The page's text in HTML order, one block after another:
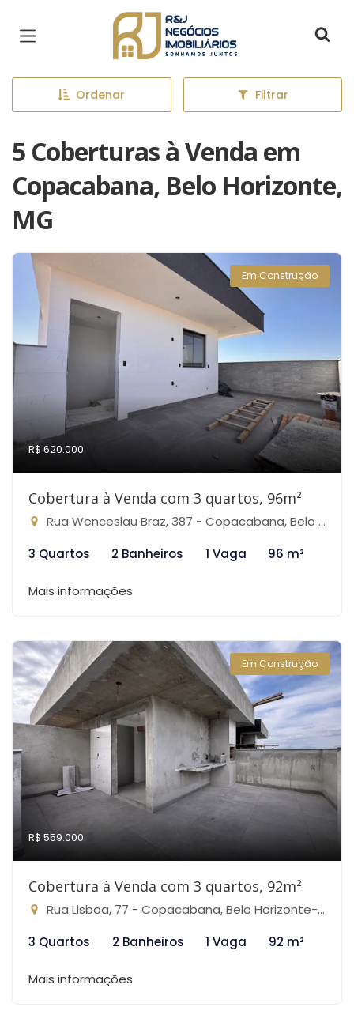
Página inicial
Ordenar Filtrar
5 Coberturas à Venda em
Copacabana, Belo Horizonte,
MG
Em Construção
R$ 620.000
Cobertura à Venda com 3 quartos, 96m²
Rua Wenceslau Braz, 387 - Copacabana, Belo Horizonte-MG
3 Quartos
2 Banheiros 1 Vaga 96 m²
Mais informações
Em Construção
R$ 559.000
Cobertura à Venda com 3 quartos, 92m²
Rua Lisboa, 77 - Copacabana, Belo Horizonte-MG
3 Quartos
2 Banheiros 1 Vaga 92 m²
Mais informações